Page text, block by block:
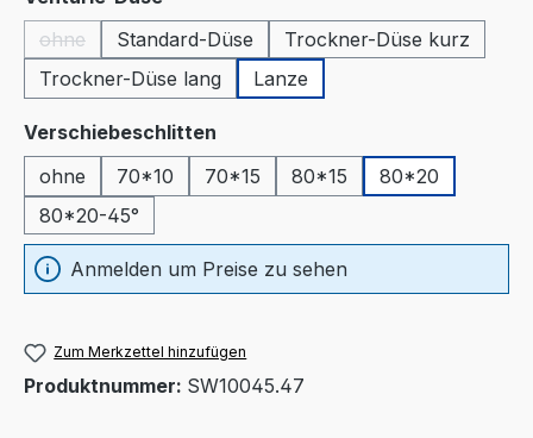
ohne
(Diese Option ist zurzeit nicht verfügbar.)
Standard-Düse
Trockner-Düse kurz
Trockner-Düse lang
Lanze
Verschiebeschlitten
ohne
70*10 70*15 80*15
80*20
80*20-45°
Anmelden um Preise zu sehen
Zum Merkzettel hinzufügen
Produktnummer: SW10045.47